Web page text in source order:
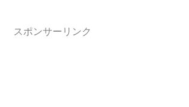
スポンサーリンク